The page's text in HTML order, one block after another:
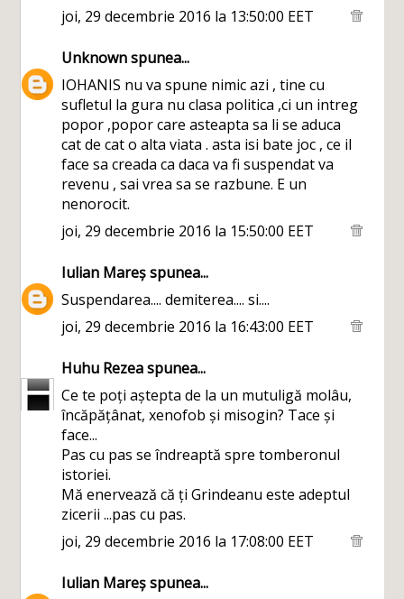
joi, 29 decembrie 2016 la 13:50:00 EET
Unknownspunea...
IOHANIS nu va spune nimic azi , tine cu
sufletul la gura nu clasa politica ,ci un intreg
popor ,popor care asteapta sa li se aduca
cat de cat o alta viata . asta isi bate joc , ce il
face sa creada ca daca va fi suspendat va
revenu , sai vrea sa se razbune. E un
nenorocit.
joi, 29 decembrie 2016 la 15:50:00 EET
Iulian Mareșspunea...
Suspendarea.... demiterea.... si....
joi, 29 decembrie 2016 la 16:43:00 EET
Huhu Rezeaspunea...
Ce te poți aștepta de la un mutuligă molâu,
încăpățânat, xenofob și misogin? Tace și
face...
Pas cu pas se îndreaptă spre tomberonul
istoriei.
Mă enervează că ți Grindeanu este adeptul
zicerii ...pas cu pas.
joi, 29 decembrie 2016 la 17:08:00 EET
Iulian Mareșspunea...